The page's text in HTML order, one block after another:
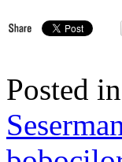
Posted in